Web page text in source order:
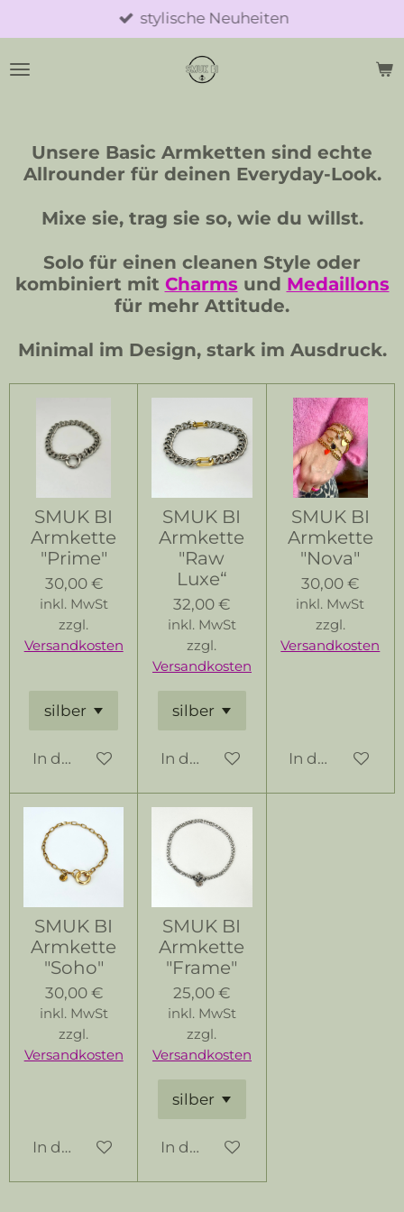
Hauptinhalt
springen
stylische Neuheiten
Unsere Basic Armketten sind echte
Allrounder für deinen Everyday-Look.
Mixe sie, trag sie so, wie du willst.
Solo für einen cleanen Style oder
kombiniert mit Charms und Medaillons
für mehr Attitude.
Minimal im Design, stark im Ausdruck.
SMUK BI
Armkette
"Prime"
30,00 €
inkl. MwSt
zzgl.
Versandkosten
In den Warenkorb
SMUK BI
Armkette
"Raw
Luxe“
32,00 €
inkl. MwSt
zzgl.
Versandkosten
In den Warenkorb
SMUK BI
Armkette
"Nova"
30,00 €
inkl. MwSt
zzgl.
Versandkosten
In den
SMUK BI
Armkette
"Soho"
30,00 €
inkl. MwSt
zzgl.
Versandkosten
In den Warenkorb
SMUK BI
Armkette
"Frame"
25,00 €
inkl. MwSt
zzgl.
Versandkosten
In den Warenkorb